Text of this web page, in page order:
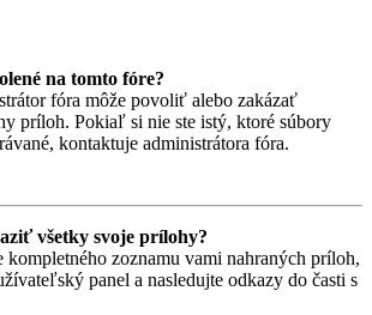
na tomto fóre?
fóra môže povoliť alebo zakázať
príloh. Pokiaľ si nie ste istý, ktoré súbory
kontaktuje administrátora fóra.
všetky svoje prílohy?
kompletného zoznamu vami nahraných príloh,
panel a nasledujte odkazy do časti s